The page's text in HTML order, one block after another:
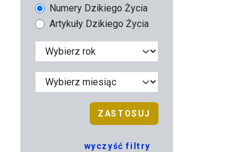
Numery Dzikiego Życia
Artykuły Dzikiego Życia
ZASTOSUJ
wyczyść filtry